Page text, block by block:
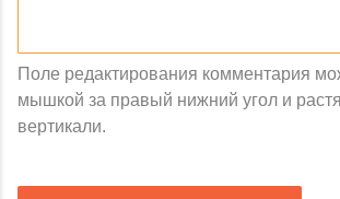
Поле редактирования комментария
мышкой за правый нижний угол и
вертикали.